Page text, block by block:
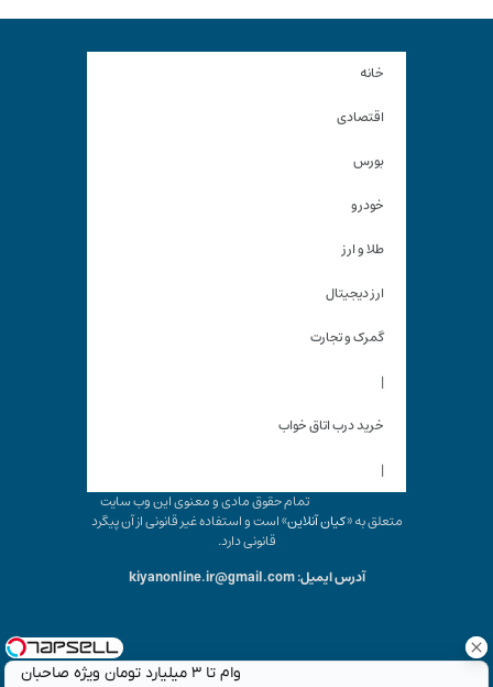
وام تا ۳ میلیارد تومان ویژه صاحبان
خانه
اقتصادی
بورس
خودرو
طلا و ارز
ارز دیجیتال
گمرک و تجارت
|
خرید درب اتاق خواب
|
تمام حقوق مادی و معنوی این وب سایت
متعلق به «کیان آنلاین» است و استفاده غیر قانونی از آن پیگرد
قانونی دارد.
آدرس ایمیل: kiyanonline.ir@gmail.com